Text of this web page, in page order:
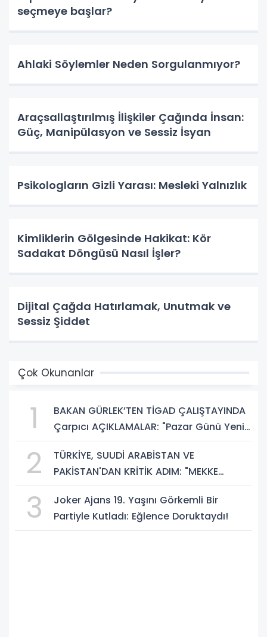
seçmeye başlar?
Ahlaki Söylemler Neden Sorgulanmıyor?
Araçsallaştırılmış İlişkiler Çağında İnsan:
Güç, Manipülasyon ve Sessiz İsyan
Psikologların Gizli Yarası: Mesleki Yalnızlık
Kimliklerin Gölgesinde Hakikat: Kör
Sadakat Döngüsü Nasıl İşler?
Dijital Çağda Hatırlamak, Unutmak ve
Sessiz Şiddet
Çok Okunanlar
1
BAKAN GÜRLEK’TEN TİGAD ÇALIŞTAYINDA
Çarpıcı AÇIKLAMALAR: "Pazar Günü Yeni
2
TÜRKİYE, SUUDİ ARABİSTAN VE
PAKİSTAN'DAN KRİTİK ADIM: "MEKKE
3
Joker Ajans 19. Yaşını Görkemli Bir
Partiyle Kutladı: Eğlence Doruktaydı!